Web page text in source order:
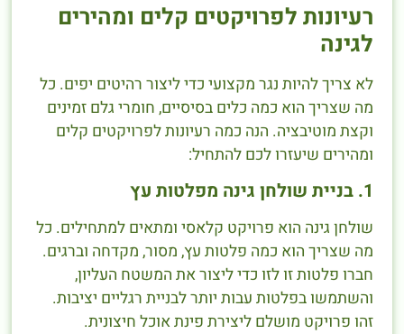
רעיונות לפרויקטים קלים ומהירים
לגינה
לא צריך להיות נגר מקצועי כדי ליצור רהיטים יפים. כל
מה שצריך הוא כמה כלים בסיסיים, חומרי גלם זמינים
וקצת מוטיבציה. הנה כמה רעיונות לפרויקטים קלים
ומהירים שיעזרו לכם להתחיל:
1. בניית שולחן גינה מפלטות עץ
שולחן גינה הוא פרויקט קלאסי ומתאים למתחילים. כל
מה שצריך הוא כמה פלטות עץ, מסור, מקדחה וברגים.
חברו פלטות זו לזו כדי ליצור את המשטח העליון,
והשתמשו בפלטות עבות יותר לבניית רגליים יציבות.
זהו פרויקט מושלם ליצירת פינת אוכל חיצונית.